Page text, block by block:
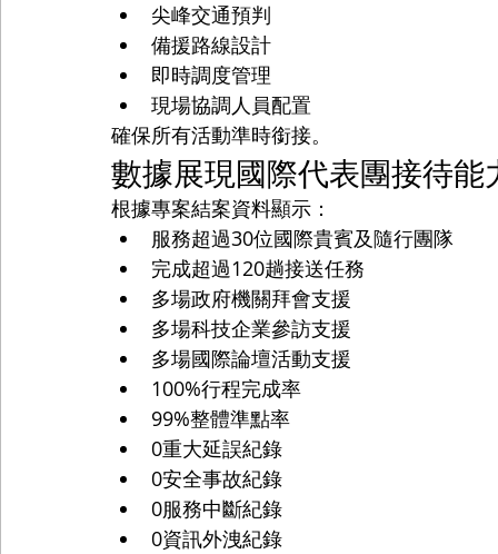
尖峰交通預判
備援路線設計
即時調度管理
現場協調人員配置
確保所有活動準時銜接。
數據展現國際代表團接待能
根據專案結案資料顯示：
服務超過30位國際貴賓及隨行團隊
完成超過120趟接送任務
多場政府機關拜會支援
多場科技企業參訪支援
多場國際論壇活動支援
100%行程完成率
99%整體準點率
0重大延誤紀錄
0安全事故紀錄
0服務中斷紀錄
0資訊外洩紀錄